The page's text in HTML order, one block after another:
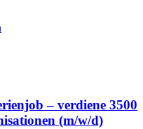
– verdiene 3500
(m/w/d)